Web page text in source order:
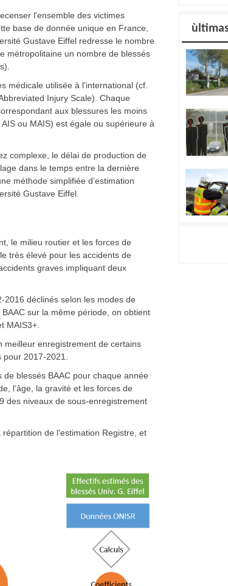
l'ensemble des victimes
base de donnée unique en France,
Gustave Eiffel redresse le nombre
métropolitaine un nombre de blessés
médicale utilisée à l'international (cf.
Injury Scale). Chaque
aux blessures les moins
ou MAIS) est égale ou supérieure à
complexe, le délai de production de
dans le temps entre la dernière
méthode simplifiée d’estimation
Gustave Eiffel.
le milieu routier et les forces de
très élevé pour les accidents de
graves impliquant deux
2016 déclinés selon les modes de
sur la même période, on obtient
MAIS3+.
meilleur enregistrement de certains
2017-2021.
blessés BAAC pour chaque année
l’âge, la gravité et les forces de
des niveaux de sous-enregistrement
de l’estimation Registre, et